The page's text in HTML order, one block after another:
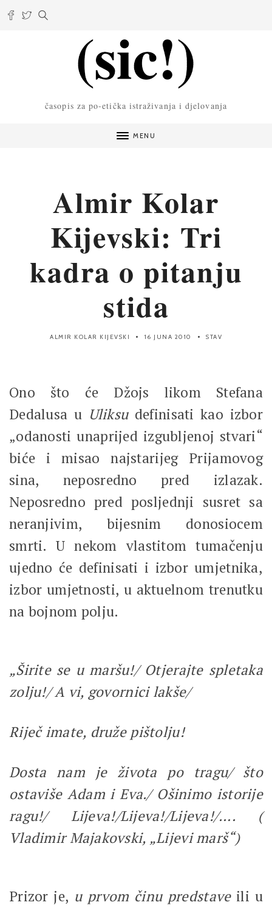
časopis za po-etička istraživanja i djelovanja
MENU
Almir Kolar
Kijevski: Tri
kadra o pitanju
stida
ALMIR KOLAR KIJEVSKI 16 JUNA 2010 STAV
Ono što će Džojs likom Stefana
Dedalusa u Uliksudefinisati kao izbor
„odanosti unaprijed izgubljenoj stvari“
biće i misao najstarijeg Prijamovog
sina, neposredno pred izlazak.
Neposredno pred posljednji susret sa
neranjivim, bijesnim donosiocem
smrti. U nekom vlastitom tumačenju
ujedno će definisati i izbor umjetnika,
izbor umjetnosti, u aktuelnom trenutku
na bojnom polju.
„Širite se u maršu!/ Otjerajte spletaka
zolju!/ A vi, govornici lakše/
Riječ imate, druže pištolju!
Dosta nam je života po tragu/ što
ostaviše Adam i Eva./ Ošinimo istorije
ragu!/ Lijeva!/Lijeva!/Lijeva!/…. (
Vladimir Majakovski, „Lijevi marš“)
Prizor je, u prvom činu predstaveili u